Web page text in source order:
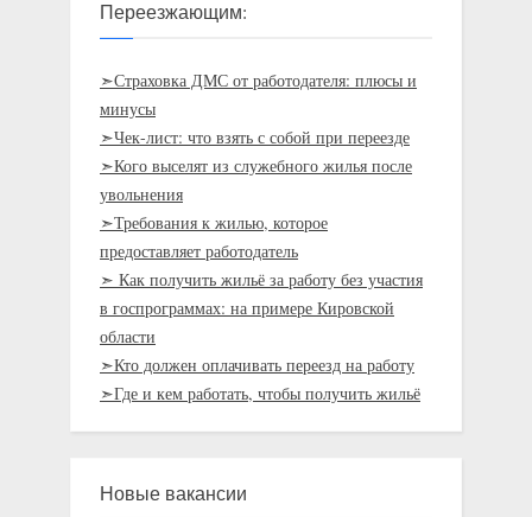
Переезжающим:
➣Страховка ДМС от работодателя: плюсы и
минусы
➣Чек-лист: что взять с собой при переезде
➣Кого выселят из служебного жилья после
увольнения
➣Требования к жилью, которое
предоставляет работодатель
➣ Как получить жильё за работу без участия
в госпрограммах: на примере Кировской
области
➣Кто должен оплачивать переезд на работу
➣Где и кем работать, чтобы получить жильё
Новые вакансии